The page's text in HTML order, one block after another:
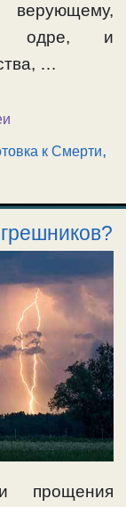
одре, и
…
к Смерти,
прощения